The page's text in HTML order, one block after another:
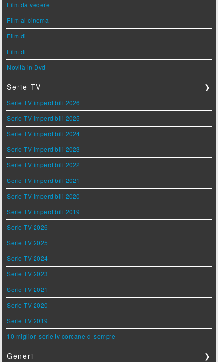
Film da vedere
Film al cinema
Film di
Film di
Novità in Dvd
Serie TV ❯
Serie TV imperdibili 2026
Serie TV imperdibili 2025
Serie TV imperdibili 2024
Serie TV imperdibili 2023
Serie TV imperdibili 2022
Serie TV imperdibili 2021
Serie TV imperdibili 2020
Serie TV imperdibili 2019
Serie TV 2026
Serie TV 2025
Serie TV 2024
Serie TV 2023
Serie TV 2021
Serie TV 2020
Serie TV 2019
10 migliori serie tv coreane di sempre
Generi ❯